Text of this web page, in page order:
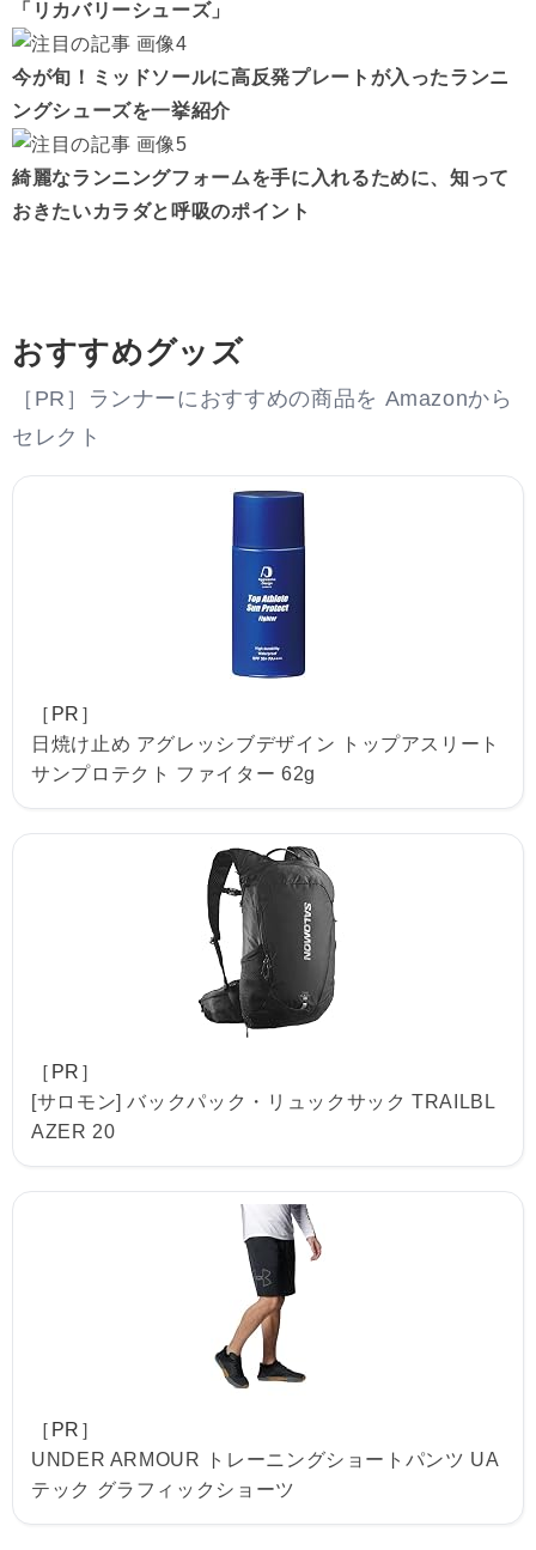
「リカバリーシューズ」
今が旬！ミッドソールに高反発プレートが入ったランニ
ングシューズを一挙紹介
綺麗なランニングフォームを手に入れるために、知って
おきたいカラダと呼吸のポイント
おすすめグッズ
［PR］ランナーにおすすめの商品を Amazonから
セレクト
［PR］
日焼け止め アグレッシブデザイン トップアスリート
サンプロテクト ファイター 62g
［PR］
[サロモン] バックパック・リュックサック TRAILBL
AZER 20
［PR］
UNDER ARMOUR トレーニングショートパンツ UA
テック グラフィックショーツ